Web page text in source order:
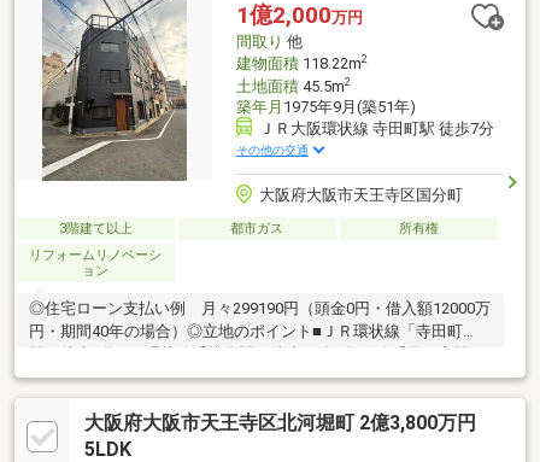
1億2,000万円
間取り 他
建物面積118.22m2
土地面積45.5m2
築年月 1975年9月(築51年)
ＪＲ大阪環状線 寺田町駅 徒歩7分
その他の交通
大阪府大阪市天王寺区国分町
3階建て以上 都市ガス
所有権
リフォームリノベーシ
ョン
◎住宅ローン支払い例 月々299190円（頭金0円・借入額12000万
円・期間40年の場合）◎立地のポイント■ＪＲ環状線「寺田町
徒歩19分◎物件のポイント■2025年10月にフルリフォーム済み■４
階にサウナを設置♪今 流行りの『整う』体験がお家で出来ます♪■
民泊や２世帯住まいが出来ます♪■ご内覧予約 お待ちしております
♪■我公司有中国籍的工作人員。針対海外匯款等各項手続経験豊
大阪府大阪市天王寺区北河堀町 2億3,800万円
5LDK